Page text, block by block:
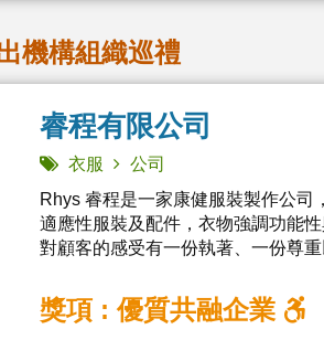
機構組織巡禮
睿程有限公司
衣服
公司
Rhys 睿程是一家康健服裝製作公
適應性服裝及配件，衣物強調功能
對顧客的感受有一份執著、一份尊
獎項 : 優質共融企業